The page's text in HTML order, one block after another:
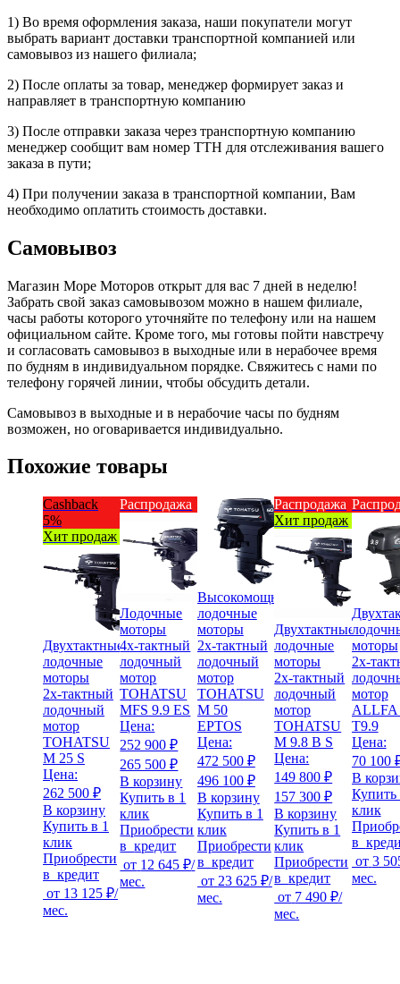
1) Во время оформления заказа, наши покупатели могут
выбрать вариант доставки транспортной компанией или
самовывоз из нашего филиала;
2) После оплаты за товар, менеджер формирует заказ и
направляет в транспортную компанию
3) После отправки заказа через транспортную компанию
менеджер сообщит вам номер ТТН для отслеживания вашего
заказа в пути;
4) При получении заказа в транспортной компании, Вам
необходимо оплатить стоимость доставки.
Самовывоз
Магазин Море Моторов открыт для вас 7 дней в неделю!
Забрать свой заказ самовывозом можно в нашем филиале,
часы работы которого уточняйте по телефону или на нашем
официальном сайте. Кроме того, мы готовы пойти навстречу
и согласовать самовывоз в выходные или в нерабочее время
по будням в индивидуальном порядке. Свяжитесь с нами по
телефону горячей линии, чтобы обсудить детали.
Самовывоз в выходные и в нерабочие часы по будням
возможен, но оговаривается индивидуально.
Похожие товары
Cashback
5%
Хит продаж
Двухтактные
лодочные
моторы
2х-тактный
лодочный
мотор
TOHATSU
M 25 S
Цена:
262 500 ₽
В корзину
Купить в 1
клик
Приобрести
в кредит
от 13 125 ₽/
мес.
Распродажа
Лодочные
моторы
4х-тактный
лодочный
мотор
TOHATSU
MFS 9.9 ES
Цена:
252 900 ₽
265 500 ₽
В корзину
Купить в 1
клик
Приобрести
вкредит
от 12 645 ₽/
мес.
Высокомощные
лодочные
моторы
2х-тактный
лодочный
мотор
TOHATSU
M 50
EPTOS
Цена:
472 500 ₽
496 100 ₽
В корзину
Купить в 1
клик
Приобрести
в кредит
от 23 625 ₽/
мес.
Распродажа
Хит продаж
Двухтактные
лодочные
моторы
2х-тактный
лодочный
мотор
TOHATSU
M 9.8 B S
Цена:
149 800 ₽
157 300 ₽
В корзину
Купить в 1
клик
Приобрести
вкредит
от 7 490 ₽/
мес.
моторы
2х-
мотор
ALLFA
T9.9
Цена:
70 100
В
Купить
клик
в
от 3
мес.